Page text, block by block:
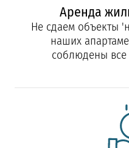
Аренда
Не сдаем объекты
наших
соблюдены